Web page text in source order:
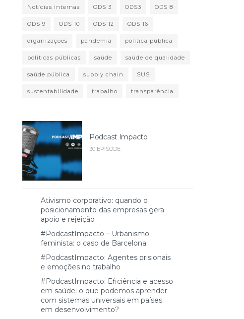
Notícias internas ODS 3 ODS3 ODS 8
ODS 9 ODS 10 ODS 12 ODS 16
organizações pandemia política pública
políticas públicas saúde saúde de qualidade
saúde pública supply chain SUS
sustentabilidade trabalho transparência
Podcast Impacto
30 EPISODE
Ativismo corporativo: quando o
posicionamento das empresas gera
apoio e rejeição
#PodcastImpacto – Urbanismo
feminista: o caso de Barcelona
#PodcastImpacto: Agentes prisionais
e emoções no trabalho
#PodcastImpacto: Eficiência e acesso
em saúde: o que podemos aprender
com sistemas universais em países
em desenvolvimento?